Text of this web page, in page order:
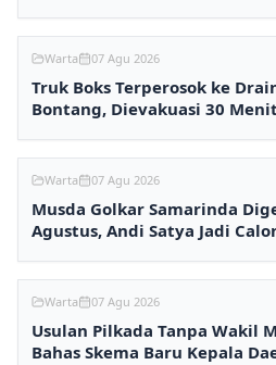
Warta 07 Agu 2026
Truk Boks Terperosok ke
Bontang, Dievakuasi 30 Menit
Warta 07 Agu 2026
Musda Golkar Samarinda
Agustus, Andi Satya Jadi
Warta 07 Agu 2026
Usulan Pilkada Tanpa Wakil
Bahas Skema Baru Kepala